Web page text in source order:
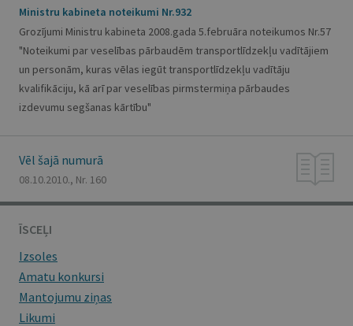
Ministru kabineta noteikumi Nr.932
Grozījumi Ministru kabineta 2008.gada 5.februāra noteikumos Nr.57
"Noteikumi par veselības pārbaudēm transportlīdzekļu vadītājiem
un personām, kuras vēlas iegūt transportlīdzekļu vadītāju
kvalifikāciju, kā arī par veselības pirmstermiņa pārbaudes
izdevumu segšanas kārtību"
Vēl šajā numurā
08.10.2010., Nr. 160
ĪSCEĻI
Izsoles
Amatu konkursi
Mantojumu ziņas
Likumi